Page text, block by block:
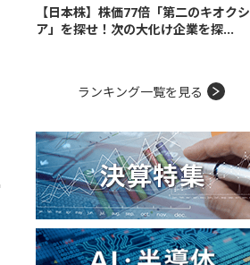
【日本株】株価77倍「第二のキオクシ
ア」を探せ！次の大化け企業を探...
ランキング一覧を見る